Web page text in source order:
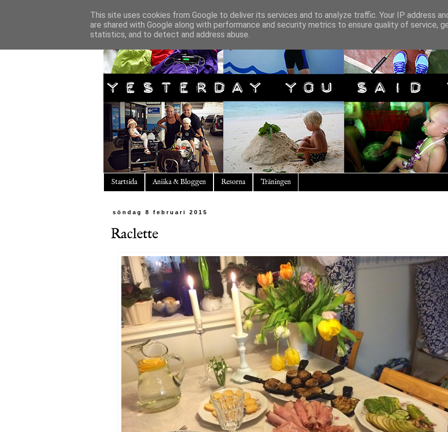
Startsida Aniika & Bloggen Resorna Träningen
söndag 8 februari 2015
Raclette
This site uses cookies from Google to deliver its services and to analyze traffic. Your IP address
are shared with Google along with performance and security metrics to ensure quality of service,
statistics, and to detect and address abuse.